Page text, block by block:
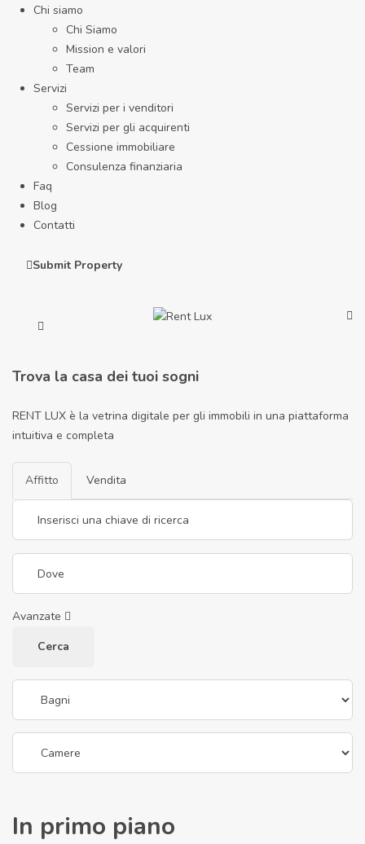
Chi siamo
Chi Siamo
Mission e valori
Team
Servizi
Servizi per i venditori
Servizi per gli acquirenti
Cessione immobiliare
Consulenza finanziaria
Faq
Blog
Contatti
Submit Property
Trova la casa dei tuoi sogni
RENT LUX è la vetrina digitale per gli immobili in una piattaforma
intuitiva e completa
Affitto Vendita
Avanzate
Cerca
In primo piano